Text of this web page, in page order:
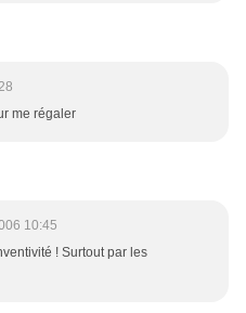
me régaler
10:45
! Surtout par les